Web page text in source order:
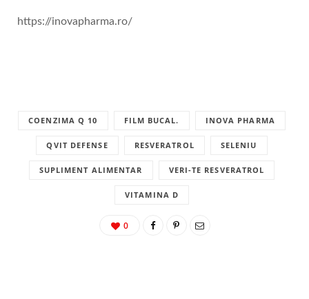
https://inovapharma.ro/
COENZIMA Q 10 FILM BUCAL. INOVA PHARMA
QVIT DEFENSE RESVERATROL SELENIU
SUPLIMENT ALIMENTAR VERI-TE RESVERATROL
VITAMINA D
0